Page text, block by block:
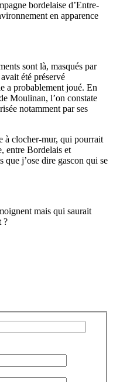
bordelaise d’Entre-
en apparence
sont là, masqués par
été préservé
a probablement joué. En
Moulinan, l’on constate
notamment par ses
à clocher-mur, qui pourrait
entre Bordelais et
que j’ose dire gascon qui se
mais qui saurait
?